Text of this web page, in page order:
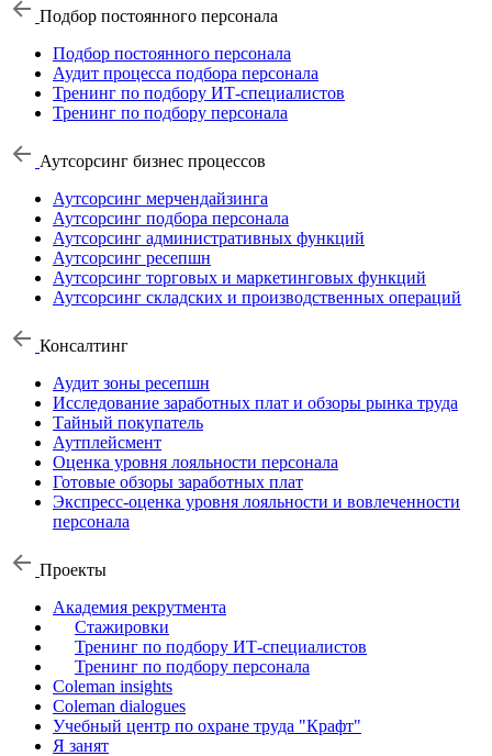
Подбор постоянного персонала
Подбор постоянного персонала
Аудит процесса подбора персонала
Тренинг по подбору ИТ-специалистов
Тренинг по подбору персонала
Аутсорсинг бизнес процессов
Аутсорсинг мерчендайзинга
Аутсорсинг подбора персонала
Аутсорсинг административных функций
Аутсорсинг ресепшн
Аутсорсинг торговых и маркетинговых функций
Аутсорсинг складских и производственных операций
Консалтинг
Аудит зоны ресепшн
Исследование заработных плат и обзоры рынка труда
Тайный покупатель
Аутплейсмент
Оценка уровня лояльности персонала
Готовые обзоры заработных плат
Экспресс-оценка уровня лояльности и вовлеченности
персонала
Проекты
Академия рекрутмента
Стажировки
Тренинг по подбору ИТ-специалистов
Тренинг по подбору персонала
Coleman insights
Coleman dialogues
Учебный центр по охране труда "Крафт"
Я занят